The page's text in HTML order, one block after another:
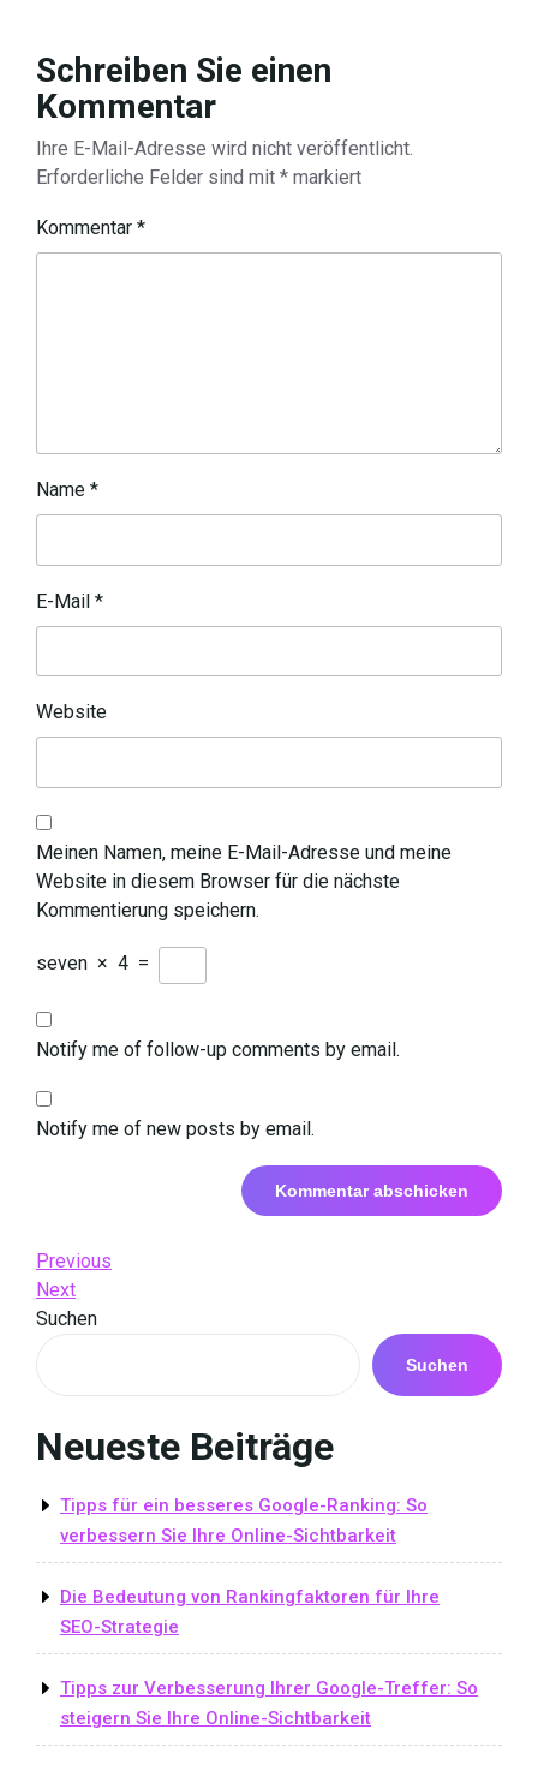
Schreiben Sie einen
Kommentar
Ihre E-Mail-Adresse wird nicht veröffentlicht.
Erforderliche Felder sind mit * markiert
Kommentar *
Name *
E-Mail *
Website
Meinen Namen, meine E-Mail-Adresse und meine
Website in diesem Browser für die nächste
Kommentierung speichern.
seven × 4 =
Notify me of follow-up comments by email.
Notify me of new posts by email.
Beitrags-
Navigation
Previous
Post
Previous
Next
Post
Next
Suchen
Suchen
Neueste Beiträge
Tipps für ein besseres Google-Ranking: So
verbessern Sie Ihre Online-Sichtbarkeit
Die Bedeutung von Rankingfaktoren für Ihre
SEO-Strategie
Tipps zur Verbesserung Ihrer Google-Treffer: So
steigern Sie Ihre Online-Sichtbarkeit